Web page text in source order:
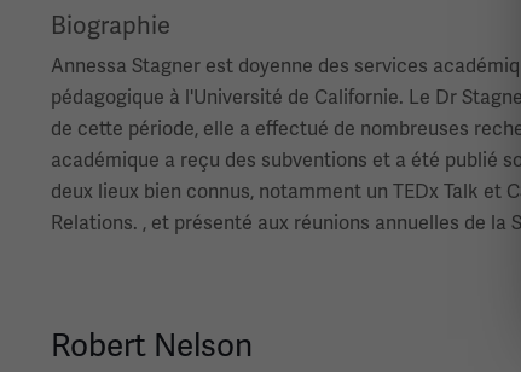
Biographie
Annessa Stagner est doyenne des services
pédagogique à l'Université de Californie. Le Dr
de cette période, elle a effectué de nombreuses
académique a reçu des subventions et a été publié
deux lieux bien connus, notamment un TEDx Talk et
Relations. , et présenté aux réunions annuelles de
Robert Nelson